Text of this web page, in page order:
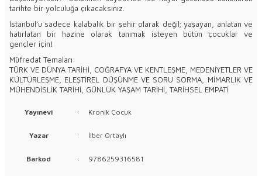
tarihte bir yolculuğa çıkacaksınız.
İstanbul’u sadece kalabalık bir şehir olarak değil; yaşayan, anlatan ve
hatırlatan bir hazine olarak tanımak isteyen bütün çocuklar ve
gençler için!
Müfredat Temaları:
TÜRK VE DÜNYA TARİHİ, COĞRAFYA VE KENTLEŞME, MEDENİYETLER VE
KÜLTÜRLEŞME, ELEŞTİREL DÜŞÜNME VE SORU SORMA, MİMARLIK VE
MÜHENDİSLİK TARİHİ, GÜNLÜK YAŞAM TARİHİ, TARİHSEL EMPATİ
Yayınevi : Kronik Çocuk
Yazar : İlber Ortaylı
Barkod : 9786259316581